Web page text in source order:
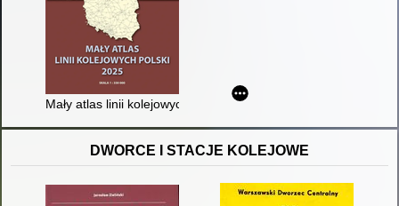
Mały atlas linii kolejowych Polski 2025
DWORCE I STACJE KOLEJOWE